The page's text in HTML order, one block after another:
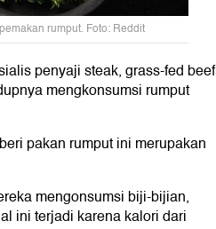
rumput. Foto: Reddit
penyaji steak, grass-fed beef
mengkonsumsi rumput
pakan rumput ini merupakan
mengonsumsi biji-bijian,
ini terjadi karena kalori dari